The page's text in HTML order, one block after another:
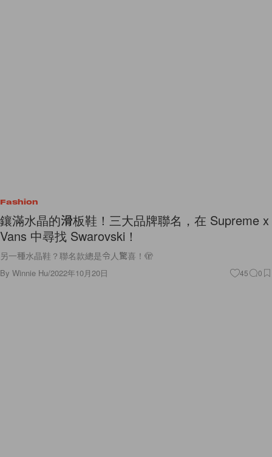
Fashion
鑲滿水晶的滑板鞋！三大品牌聯名，在 Supreme x
Vans 中尋找 Swarovski！
另一種水晶鞋？聯名款總是令人驚喜！🫣
By Winnie Hu/2022年10月20日 45 0